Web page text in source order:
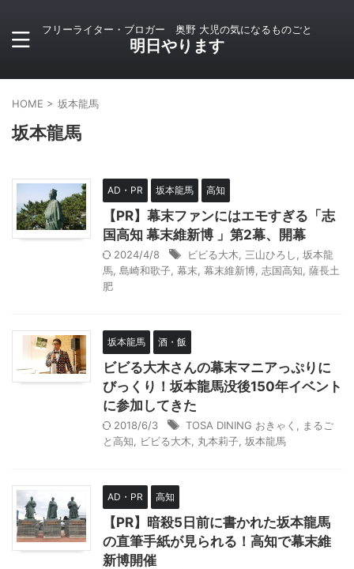
フリーライター・ブロガー 奥野 大児の気になるものごと
明日やります
HOME > 坂本龍馬
坂本龍馬
AD・PR 坂本龍馬 高知
【PR】幕末ファンにはエモすぎる「志
国高知 幕末維新博 」第2幕、開幕
2024/4/8 ビビる大木 三山ひろし
坂本龍
馬 島崎和歌子 幕末 幕末維新博 志国高知 薩長土
肥
坂本龍馬 酒・飯
ビビる大木さんの幕末マニアっぷりに
びっくり！坂本龍馬没後150年イベント
に参加してきた
2018/6/3 TOSA DINING おきゃく
まるご
と高知
ビビる大木 丸本莉子 坂本龍馬
AD・PR 高知
【PR】暗殺5日前に書かれた坂本龍馬
の直筆手紙が見られる！高知で幕末維
新博開催